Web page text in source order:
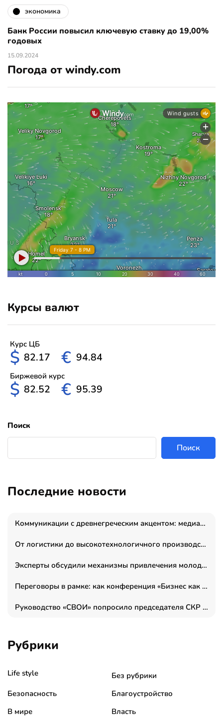
экономика
Банк России повысил ключевую ставку до 19,00%
годовых
15.09.2024
Погода от windy.com
Курсы валют
Курс ЦБ
$ 82.17 € 94.84
Биржевой курс
$ 82.52 € 95.39
Поиск
Поиск
Последние новости
Коммуникации с древнегреческим акцентом: медиаменеджер и журналист Владимир Дергачев запустил коммуникационное агентство «Сократ 2.0»
От логистики до высокотехнологичного производства: как основатель “гагаринга” выстраивает экосистему безопасности и гражданских БПЛА
Эксперты обсудили механизмы привлечения молодых специалистов в промышленные города
Переговоры в рамке: как конференция «Бизнес как искусство» переформатирует деловой этикет в стенах ТПП РФ
Руководство «СВОИ» попросило председателя СКР дать правовую оценку обысков в тыловом штабе
Рубрики
Life style
Без рубрики
Безопасность
Благоустройство
В мире
Власть